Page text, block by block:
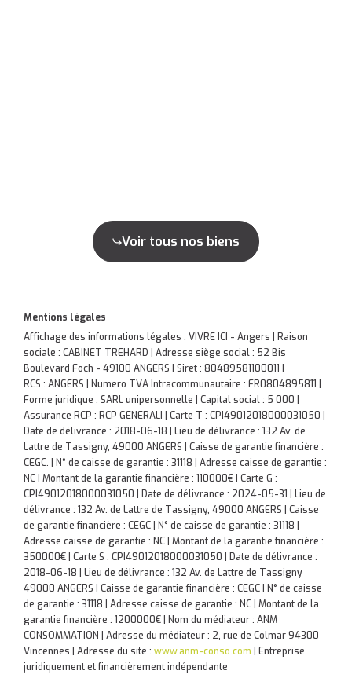
Voir tous nos biens
Mentions légales
Affichage des informations légales : VIVRE ICI - Angers | Raison
sociale : CABINET TREHARD | Adresse siège social : 52 Bis
Boulevard Foch - 49100 ANGERS | Siret : 80489581100011 |
RCS : ANGERS | Numero TVA Intracommunautaire : FR0804895811 |
Forme juridique : SARL unipersonnelle | Capital social : 5 000 |
Assurance RCP : RCP GENERALI | Carte T : CPI49012018000031050 |
Date de délivrance : 2018-06-18 | Lieu de délivrance : 132 Av. de
Lattre de Tassigny, 49000 ANGERS | Caisse de garantie financière :
CEGC. | N° de caisse de garantie : 31118 | Adresse caisse de garantie :
NC | Montant de la garantie financière : 110000€ | Carte G :
CPI49012018000031050 | Date de délivrance : 2024-05-31 | Lieu de
délivrance : 132 Av. de Lattre de Tassigny, 49000 ANGERS | Caisse
de garantie financière : CEGC | N° de caisse de garantie : 31118 |
Adresse caisse de garantie : NC | Montant de la garantie financière :
350000€ | Carte S : CPI49012018000031050 | Date de délivrance :
2018-06-18 | Lieu de délivrance : 132 Av. de Lattre de Tassigny
49000 ANGERS | Caisse de garantie financière : CEGC | N° de caisse
de garantie : 31118 | Adresse caisse de garantie : NC | Montant de la
garantie financière : 1200000€ | Nom du médiateur : ANM
CONSOMMATION | Adresse du médiateur : 2, rue de Colmar 94300
Vincennes | Adresse du site : www.anm-conso.com
Entreprise
juridiquement et financièrement indépendante